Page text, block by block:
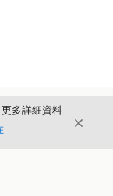
多詳細資料
結束